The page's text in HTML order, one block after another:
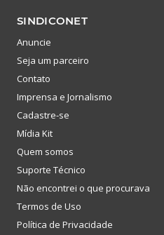
SINDICONET
Anuncie
Seja um parceiro
Contato
Imprensa e Jornalismo
Cadastre-se
Mídia Kit
Quem somos
Suporte Técnico
Não encontrei o que procurava
Termos de Uso
Política de Privacidade